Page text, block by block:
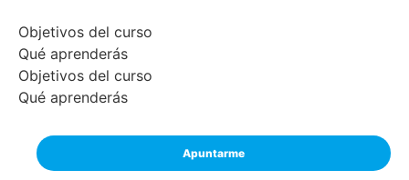
Objetivos del curso
Qué aprenderás
Objetivos del curso
Qué aprenderás
Apuntarme